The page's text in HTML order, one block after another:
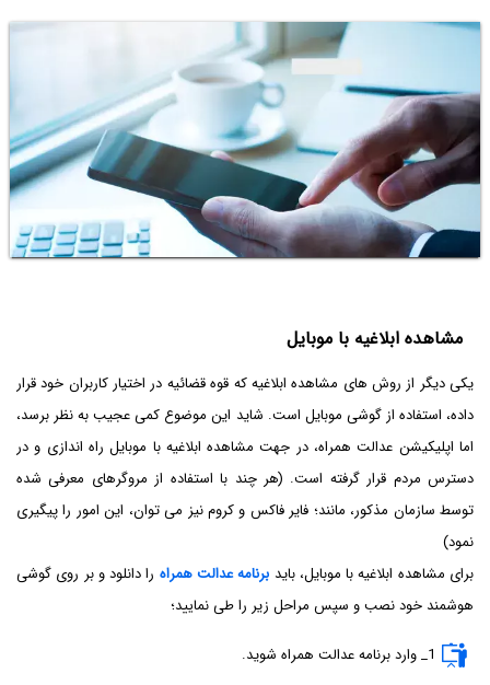
مشاهده ابلاغیه با موبایل
یکی دیگر از روش های مشاهده ابلاغیه که قوه قضائیه در اختیار کاربران خود قرار
داده، استفاده از گوشی موبایل است. شاید این موضوع کمی عجیب به نظر برسد،
اما اپلیکیشن عدالت همراه، در جهت مشاهده ابلاغیه با موبایل راه اندازی و در
دسترس مردم قرار گرفته است. (هر چند با استفاده از مروگرهای معرفی شده
توسط سازمان مذکور، مانند؛ فایر فاکس و کروم نیز می توان، این امور را پیگیری
نمود)
برای مشاهده ابلاغیه با موبایل، باید برنامه عدالت همراه را دانلود و بر روی گوشی
هوشمند خود نصب و سپس مراحل زیر را طی نمایید؛
1_ وارد برنامه عدالت همراه شوید.